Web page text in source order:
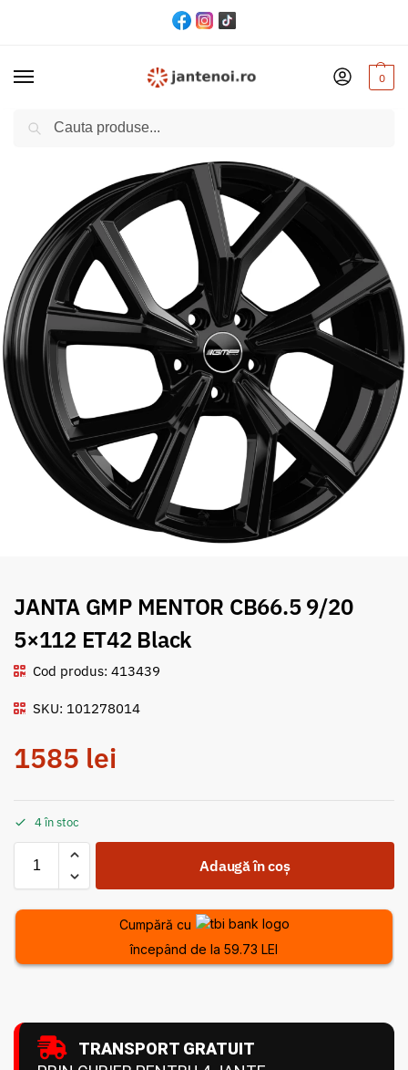
0
Acasă Jante / JANTA GMP MENTOR CB66.5 9/20 5×112 ET42 Black
JANTA GMP MENTOR CB66.5 9/20
5×112 ET42 Black
Cod produs: 413439
SKU: 101278014
1585 lei
4 în stoc
Adaugă în coș
Cumpără cu
începând de la 59.73 LEI
TRANSPORT GRATUIT